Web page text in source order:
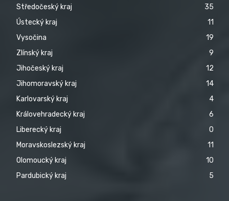
Středočeský kraj
35
Ústecký kraj
11
Vysočina
19
Zlínský kraj
9
Jihočeský kraj
12
Jihomoravský kraj
14
Karlovarský kraj
4
Královehradecký kraj
6
Liberecký kraj
0
Moravskoslezský kraj
11
Olomoucký kraj
10
Pardubický kraj
5